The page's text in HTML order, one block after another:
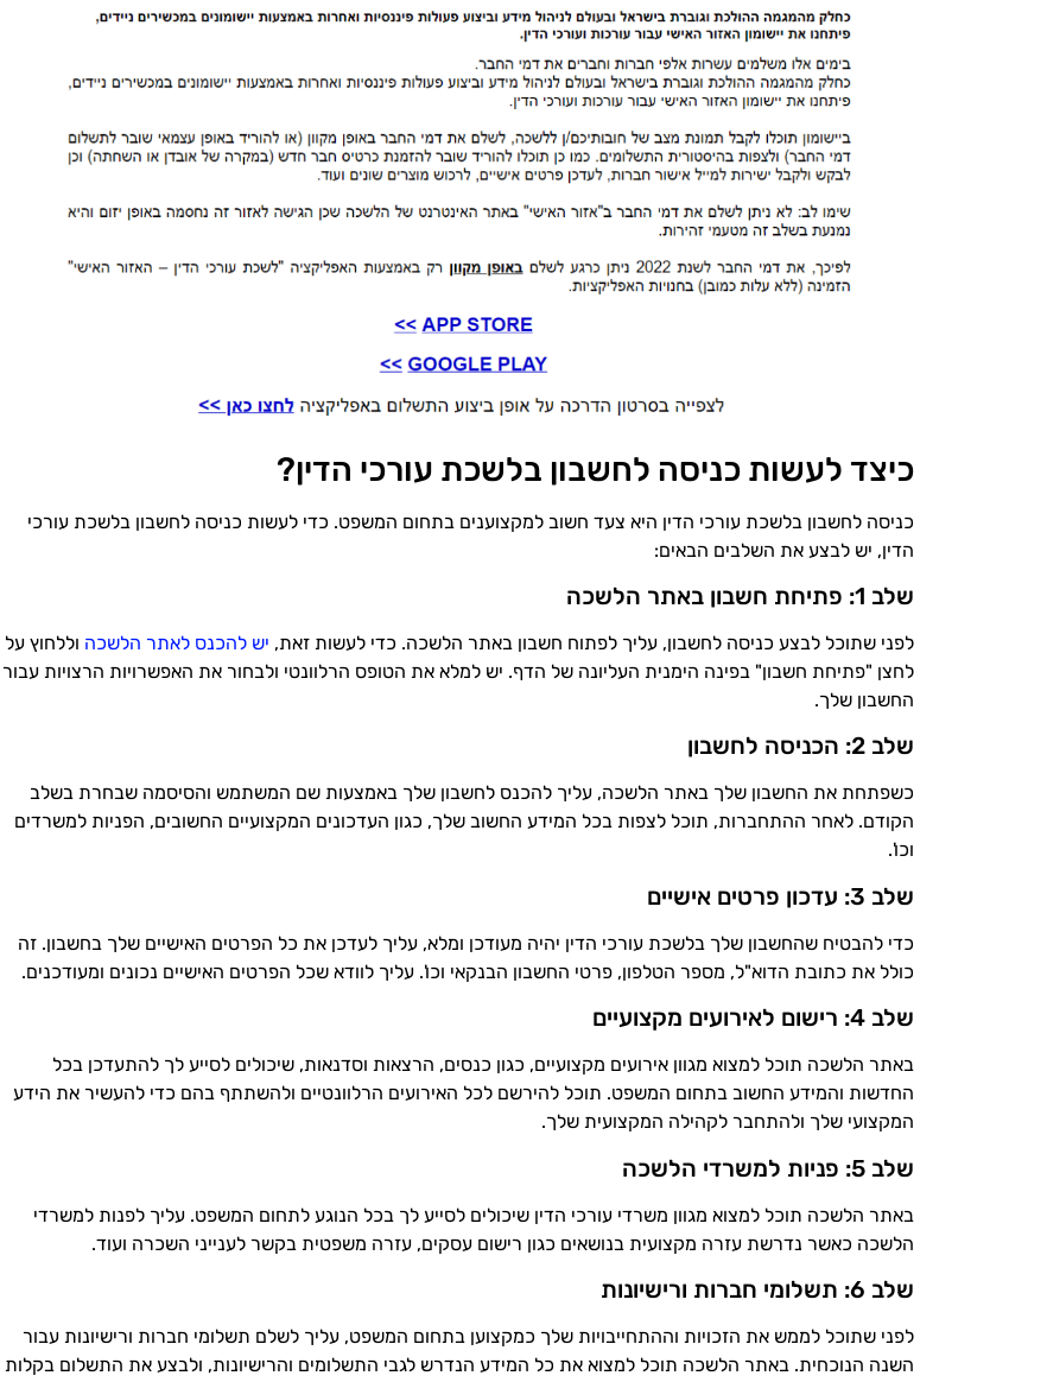
כיצד לעשות כניסה לחשבון בלשכת עורכי הדין?
כניסה לחשבון בלשכת עורכי הדין היא צעד חשוב למקצוענים בתחום המשפט. כדי לעשות כניסה לחשבון בלשכת עורכי
הדין, יש לבצע את השלבים הבאים:
שלב 1: פתיחת חשבון באתר הלשכה
לפני שתוכל לבצע כניסה לחשבון, עליך לפתוח חשבון באתר הלשכה. כדי לעשות זאת, יש להכנס לאתר הלשכה וללחוץ על
לחצן "פתיחת חשבון" בפינה הימנית העליונה של הדף. יש למלא את הטופס הרלוונטי ולבחור את האפשרויות הרצויות עבור
החשבון שלך.
שלב 2: הכניסה לחשבון
כשפתחת את החשבון שלך באתר הלשכה, עליך להכנס לחשבון שלך באמצעות שם המשתמש והסיסמה שבחרת בשלב
הקודם. לאחר ההתחברות, תוכל לצפות בכל המידע החשוב שלך, כגון העדכונים המקצועיים החשובים, הפניות למשרדים
וכו'.
שלב 3: עדכון פרטים אישיים
כדי להבטיח שהחשבון שלך בלשכת עורכי הדין יהיה מעודכן ומלא, עליך לעדכן את כל הפרטים האישיים שלך בחשבון. זה
כולל את כתובת הדוא"ל, מספר הטלפון, פרטי החשבון הבנקאי וכו'. עליך לוודא שכל הפרטים האישיים נכונים ומעודכנים.
שלב 4: רישום לאירועים מקצועיים
באתר הלשכה תוכל למצוא מגוון אירועים מקצועיים, כגון כנסים, הרצאות וסדנאות, שיכולים לסייע לך להתעדכן בכל
החדשות והמידע החשוב בתחום המשפט. תוכל להירשם לכל האירועים הרלוונטיים ולהשתתף בהם כדי להעשיר את הידע
המקצועי שלך ולהתחבר לקהילה המקצועית שלך.
שלב 5: פניות למשרדי הלשכה
באתר הלשכה תוכל למצוא מגוון משרדי עורכי הדין שיכולים לסייע לך בכל הנוגע לתחום המשפט. עליך לפנות למשרדי
הלשכה כאשר נדרשת עזרה מקצועית בנושאים כגון רישום עסקים, עזרה משפטית בקשר לענייני השכרה ועוד.
שלב 6: תשלומי חברות ורישיונות
לפני שתוכל לממש את הזכויות וההתחייבויות שלך כמקצוען בתחום המשפט, עליך לשלם תשלומי חברות ורישיונות עבור
השנה הנוכחית. באתר הלשכה תוכל למצוא את כל המידע הנדרש לגבי התשלומים והרישיונות, ולבצע את התשלום בקלות